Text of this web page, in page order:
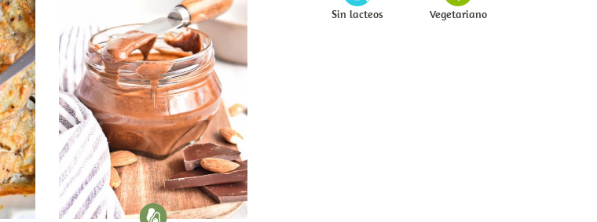
Sin lacteos Vegetariano